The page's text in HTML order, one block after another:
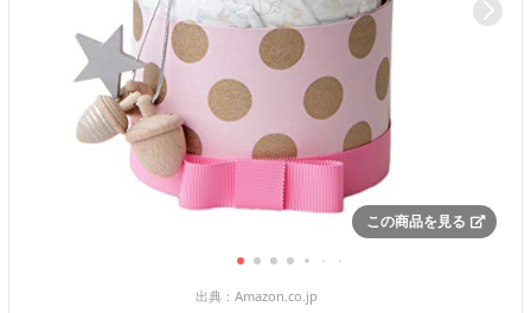
この商品を見る
出典： Amazon.co.jp